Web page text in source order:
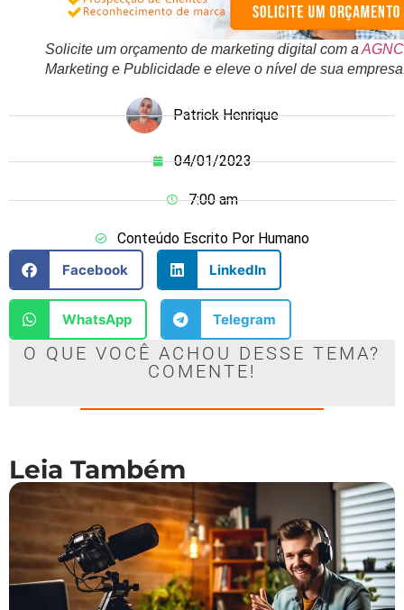
Solicite um orçamento de marketing digital com aAGNC
Marketing e Publicidade e eleve o nível de sua
Patrick Henrique
04/01/2023
7:00 am
Conteúdo Escrito Por Humano
Facebook
LinkedIn
WhatsApp Telegram
O QUE VOCÊ ACHOU DESSE TEMA?
COMENTE!
Leia Também